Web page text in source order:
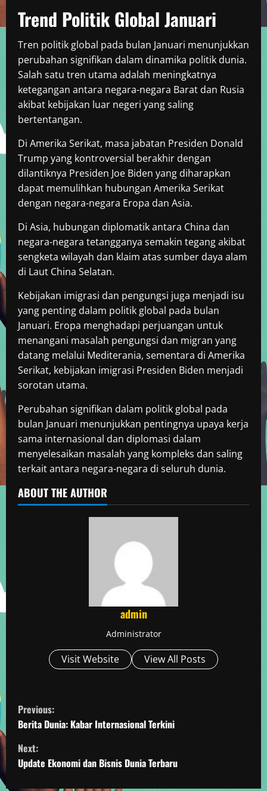
Trend Politik Global Januari
Tren politik global pada bulan Januari menunjukkan
perubahan signifikan dalam dinamika politik dunia.
Salah satu tren utama adalah meningkatnya
ketegangan antara negara-negara Barat dan Rusia
akibat kebijakan luar negeri yang saling
bertentangan.
Di Amerika Serikat, masa jabatan Presiden Donald
Trump yang kontroversial berakhir dengan
dilantiknya Presiden Joe Biden yang diharapkan
dapat memulihkan hubungan Amerika Serikat
dengan negara-negara Eropa dan Asia.
Di Asia, hubungan diplomatik antara China dan
negara-negara tetangganya semakin tegang akibat
sengketa wilayah dan klaim atas sumber daya alam
di Laut China Selatan.
Kebijakan imigrasi dan pengungsi juga menjadi isu
yang penting dalam politik global pada bulan
Januari. Eropa menghadapi perjuangan untuk
menangani masalah pengungsi dan migran yang
datang melalui Mediterania, sementara di Amerika
Serikat, kebijakan imigrasi Presiden Biden menjadi
sorotan utama.
Perubahan signifikan dalam politik global pada
bulan Januari menunjukkan pentingnya upaya kerja
sama internasional dan diplomasi dalam
menyelesaikan masalah yang kompleks dan saling
terkait antara negara-negara di seluruh dunia.
ABOUT THE AUTHOR
admin
Administrator
Visit Website View All Posts
C
o
n
Previous:
Berita Dunia: Kabar Internasional Terkini
Next:
Update Ekonomi dan Bisnis Dunia Terbaru